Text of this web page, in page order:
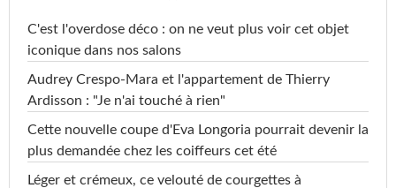
C'est l'overdose déco : on ne veut plus voir cet objet
iconique dans nos salons
Audrey Crespo-Mara et l'appartement de Thierry
Ardisson : "Je n'ai touché à rien"
Cette nouvelle coupe d'Eva Longoria pourrait devenir la
plus demandée chez les coiffeurs cet été
Léger et crémeux, ce velouté de courgettes à